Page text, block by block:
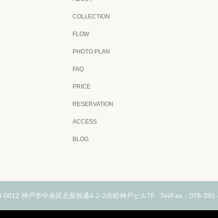
COLLECTION
FLOW
PHOTO PLAN
FAQ
PRICE
RESERVATION
ACCESS
BLOG
0012 神戸市中央区北長狭通4-2-2赤松神戸ビル7F Tel/Fax：078-